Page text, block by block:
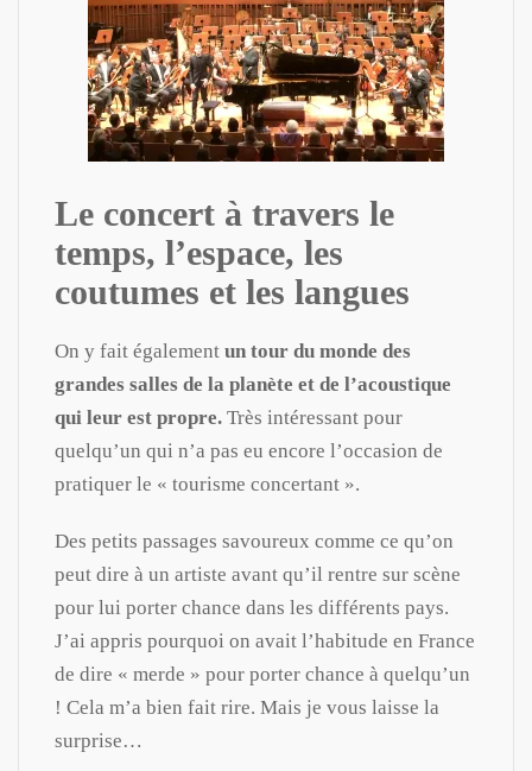
Le concert à travers le
temps, l’espace, les
coutumes et les langues
On y fait également un tour du monde des
grandes salles de la planète et de l’acoustique
qui leur est propre. Très intéressant pour
quelqu’un qui n’a pas eu encore l’occasion de
pratiquer le « tourisme concertant ».
Des petits passages savoureux comme ce qu’on
peut dire à un artiste avant qu’il rentre sur scène
pour lui porter chance dans les différents pays.
J’ai appris pourquoi on avait l’habitude en France
de dire « merde » pour porter chance à quelqu’un
! Cela m’a bien fait rire. Mais je vous laisse la
surprise…